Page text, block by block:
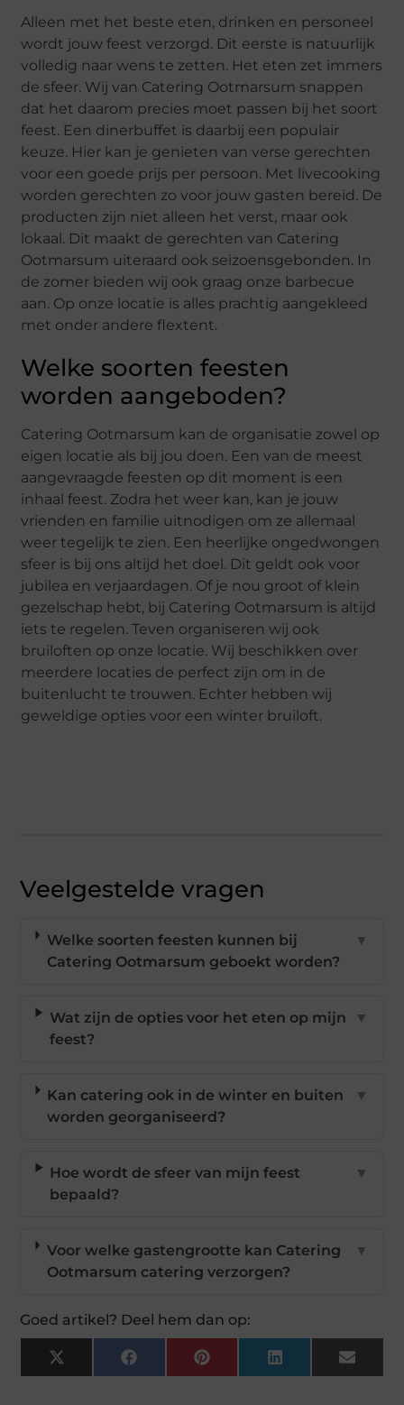
Alleen met het beste eten, drinken en personeel
wordt jouw feest verzorgd. Dit eerste is natuurlijk
volledig naar wens te zetten. Het eten zet immers
de sfeer. Wij van Catering Ootmarsum snappen
dat het daarom precies moet passen bij het soort
feest. Een dinerbuffet is daarbij een populair
keuze. Hier kan je genieten van verse gerechten
voor een goede prijs per persoon. Met livecooking
worden gerechten zo voor jouw gasten bereid. De
producten zijn niet alleen het verst, maar ook
lokaal. Dit maakt de gerechten van Catering
Ootmarsum uiteraard ook seizoensgebonden. In
de zomer bieden wij ook graag onze barbecue
aan. Op onze locatie is alles prachtig aangekleed
met onder andere flextent.
Welke soorten feesten
worden aangeboden?
Catering Ootmarsum kan de organisatie zowel op
eigen locatie als bij jou doen. Een van de meest
aangevraagde feesten op dit moment is een
inhaal feest. Zodra het weer kan, kan je jouw
vrienden en familie uitnodigen om ze allemaal
weer tegelijk te zien. Een heerlijke ongedwongen
sfeer is bij ons altijd het doel. Dit geldt ook voor
jubilea en verjaardagen. Of je nou groot of klein
gezelschap hebt, bij Catering Ootmarsum is altijd
iets te regelen. Teven organiseren wij ook
bruiloften op onze locatie. Wij beschikken over
meerdere locaties de perfect zijn om in de
buitenlucht te trouwen. Echter hebben wij
geweldige opties voor een winter bruiloft.
Veelgestelde vragen
Welke soorten feesten kunnen bij
Catering Ootmarsum geboekt worden?
▼
Wat zijn de opties voor het eten op mijn
feest?
▼
Kan catering ook in de winter en buiten
worden georganiseerd?
▼
Hoe wordt de sfeer van mijn feest
bepaald?
▼
Voor welke gastengrootte kan Catering
Ootmarsum catering verzorgen?
▼
Goed artikel? Deel hem dan op:
X
(Twitter)
FacebookPinterestLinkedIn Email